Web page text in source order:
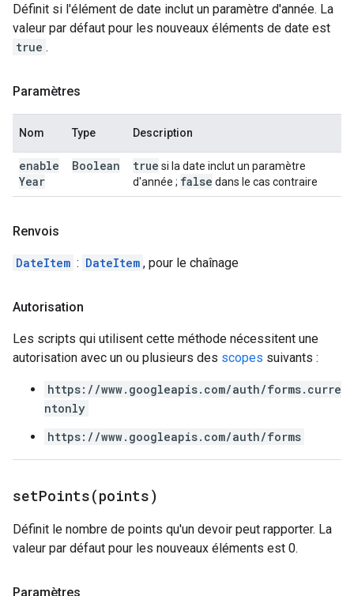
Définit si l'élément de date inclut un paramètre d'année. La
valeur par défaut pour les nouveaux éléments de date est
true .
Paramètres
Nom Type Description
enable
Year
Boolean true si la date inclut un paramètre
d'année ; false dans le cas contraire
Renvois
DateItem : DateItem , pour le chaînage
Autorisation
Les scripts qui utilisent cette méthode nécessitent une
autorisation avec un ou plusieurs des scopes suivants :
https://www.googleapis.com/auth/forms.curre
ntonly
https://www.googleapis.com/auth/forms
setPoints(points)
Définit le nombre de points qu'un devoir peut rapporter. La
valeur par défaut pour les nouveaux éléments est 0.
Paramètres